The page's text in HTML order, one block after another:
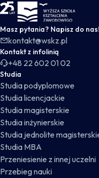
WSKZ - strona główna
Masz pytania? Napisz do nas!
kontakt@wskz.pl
Kontakt z infolinią
+48 22 602 01 02
Studia
Studia podyplomowe
Studia licencjackie
Studia magisterskie
Studia inżynierskie
Studia jednolite
Studia MBA
Przeniesienie z innej uczelni
Przebieg nauki